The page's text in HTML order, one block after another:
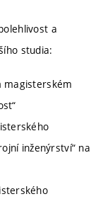
a
studia:
magisterském
inženýrství“ na